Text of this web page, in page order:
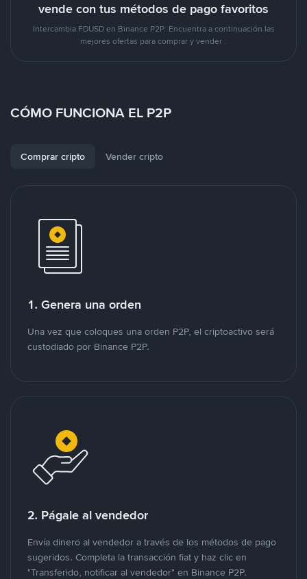
vende con tus métodos de pago favoritos
Intercambia FDUSD en Binance P2P. Encuentra a continuación las
mejores ofertas para comprar y vender .
CÓMO FUNCIONA EL P2P
Comprar cripto Vender cripto
1. Genera una orden
Una vez que coloques una orden P2P, el criptoactivo será
custodiado por Binance P2P.
2. Págale al vendedor
Envía dinero al vendedor a través de los métodos de pago
sugeridos. Completa la transacción fiat y haz clic en
"Transferido, notificar al vendedor" en Binance P2P.